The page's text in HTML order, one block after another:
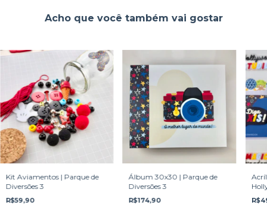
Acho que você também vai gostar
Kit Aviamentos | Parque de
Diversões 3
R$59,90
Álbum 30x30 | Parque de
Diversões 3
R$174,90